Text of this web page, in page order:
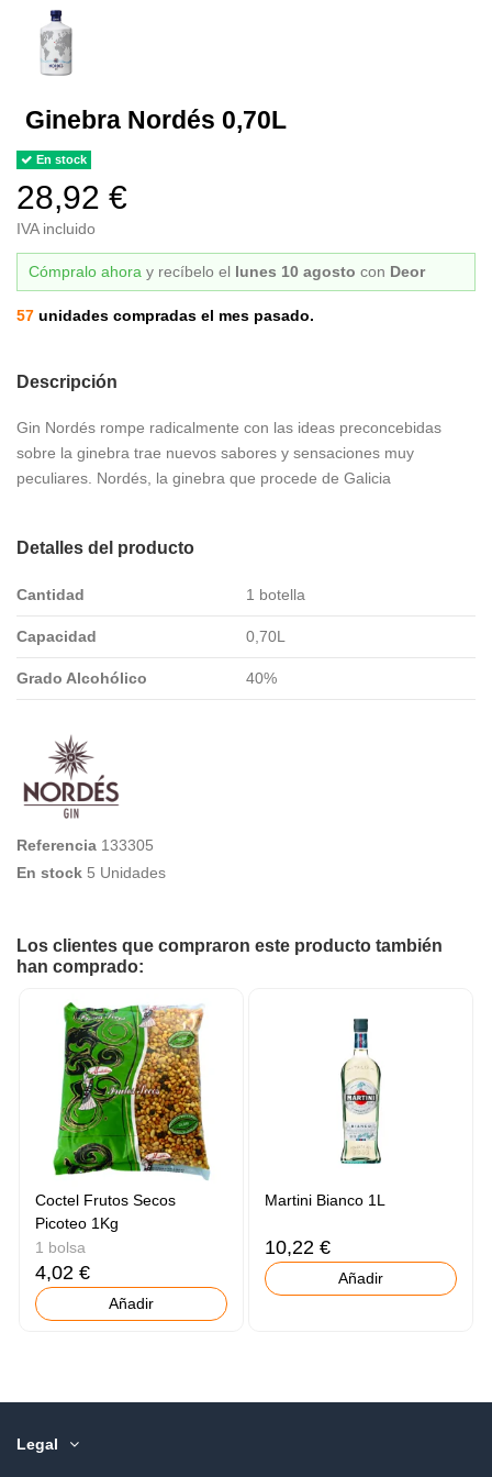
Ginebra Nordés 0,70L
En stock
28,92 €
IVA incluido
Cómpralo ahora y recíbelo el lunes 10 agosto con Deor
57 unidades compradas el mes pasado.
Descripción
Gin Nordés rompe radicalmente con las ideas preconcebidas
sobre la ginebra trae nuevos sabores y sensaciones muy
peculiares. Nordés, la ginebra que procede de Galicia
Detalles del producto
Cantidad 1 botella
Capacidad 0,70L
Grado Alcohólico 40%
Referencia 133305
En stock 5 Unidades
Los clientes que compraron este producto también
han comprado:
Coctel Frutos Secos
Picoteo 1Kg
1 bolsa
4,02 €
Añadir
Martini Bianco 1L
10,22 €
Añadir
Legal